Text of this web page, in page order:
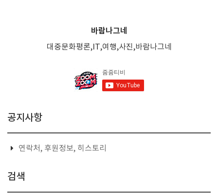
바람나그네
대중문화평론,IT,여행,사진,바람나그네
공지사항
연락처, 후원정보, 히스토리
검색